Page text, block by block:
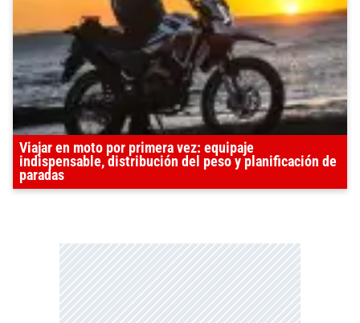
Viajar en moto por primera vez: equipaje
indispensable, distribución del peso y planificación de
paradas